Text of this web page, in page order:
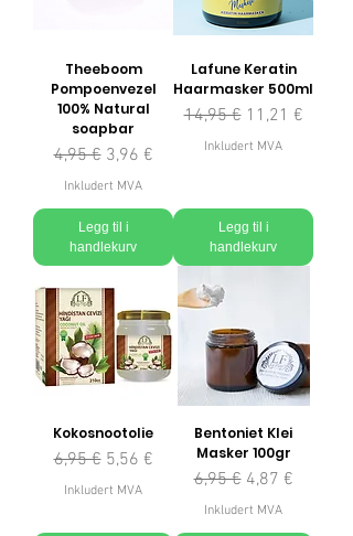
Theeboom
Pompoenvezel
100% Natural
soapbar
Vanlig pris
4,95 € Salgspris
3,96 €
Inkludert MVA
Legg til i
handlekurv
Lafune Keratin
Haarmasker 500ml
Vanlig pris
14,95 € Salgspris
11,21 €
Inkludert MVA
Legg til i
handlekurv
Kokosnootolie
Vanlig pris
6,95 € Salgspris
5,56 €
Inkludert MVA
Bentoniet Klei
Masker 100gr
Vanlig pris
6,95 € Salgspris
4,87 €
Inkludert MVA